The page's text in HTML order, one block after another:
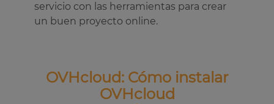
servicio con las herramientas para crear
un buen proyecto online.
OVHcloud: Cómo instalar
OVHcloud